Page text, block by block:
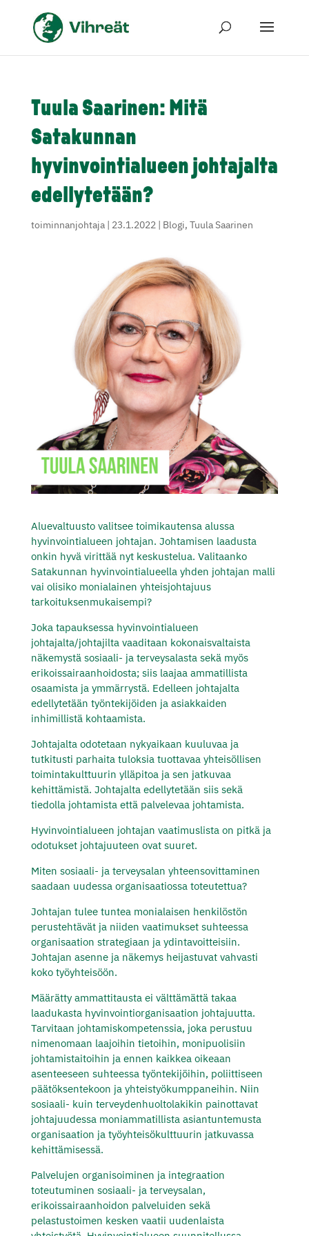
Tuula Saarinen: Mitä
Satakunnan
hyvinvointialueen johtajalta
edellytetään?
toiminnanjohtaja| 23.1.2022| Blogi, Tuula Saarinen
Aluevaltuusto valitsee toimikautensa alussa
hyvinvointialueen johtajan. Johtamisen laadusta
onkin hyvä virittää nyt keskustelua. Valitaanko
Satakunnan hyvinvointialueella yhden johtajan malli
vai olisiko monialainen yhteisjohtajuus
tarkoituksenmukaisempi?
Joka tapauksessa hyvinvointialueen
johtajalta/johtajilta vaaditaan kokonaisvaltaista
näkemystä sosiaali- ja terveysalasta sekä myös
erikoissairaanhoidosta; siis laajaa ammatillista
osaamista ja ymmärrystä. Edelleen johtajalta
edellytetään työntekijöiden ja asiakkaiden
inhimillistä kohtaamista.
Johtajalta odotetaan nykyaikaan kuuluvaa ja
tutkitusti parhaita tuloksia tuottavaa yhteisöllisen
toimintakulttuurin ylläpitoa ja sen jatkuvaa
kehittämistä. Johtajalta edellytetään siis sekä
tiedolla johtamista että palvelevaa johtamista.
Hyvinvointialueen johtajan vaatimuslista on pitkä ja
odotukset johtajuuteen ovat suuret.
Miten sosiaali- ja terveysalan yhteensovittaminen
saadaan uudessa organisaatiossa toteutettua?
Johtajan tulee tuntea monialaisen henkilöstön
perustehtävät ja niiden vaatimukset suhteessa
organisaation strategiaan ja ydintavoitteisiin.
Johtajan asenne ja näkemys heijastuvat vahvasti
koko työyhteisöön.
Määrätty ammattitausta ei välttämättä takaa
laadukasta hyvinvointiorganisaation johtajuutta.
Tarvitaan johtamiskompetenssia, joka perustuu
nimenomaan laajoihin tietoihin, monipuolisiin
johtamistaitoihin ja ennen kaikkea oikeaan
asenteeseen suhteessa työntekijöihin, poliittiseen
päätöksentekoon ja yhteistyökumppaneihin. Niin
sosiaali- kuin terveydenhuoltolakikin painottavat
johtajuudessa moniammatillista asiantuntemusta
organisaation ja työyhteisökulttuurin jatkuvassa
kehittämisessä.
Palvelujen organisoiminen ja integraation
toteutuminen sosiaali- ja terveysalan,
erikoissairaanhoidon palveluiden sekä
pelastustoimen kesken vaatii uudenlaista